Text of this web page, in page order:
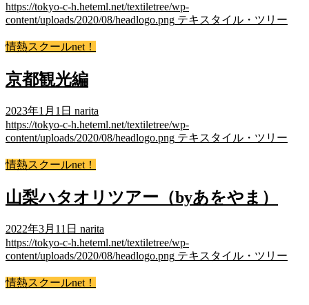
https://tokyo-c-h.heteml.net/textiletree/wp-
content/uploads/2020/08/headlogo.png テキスタイル・ツリー
情熱スクールnet！
京都観光編
2023年1月1日 narita
https://tokyo-c-h.heteml.net/textiletree/wp-
content/uploads/2020/08/headlogo.png テキスタイル・ツリー
情熱スクールnet！
山梨ハタオリツアー（byあをやま）
2022年3月11日 narita
https://tokyo-c-h.heteml.net/textiletree/wp-
content/uploads/2020/08/headlogo.png テキスタイル・ツリー
情熱スクールnet！